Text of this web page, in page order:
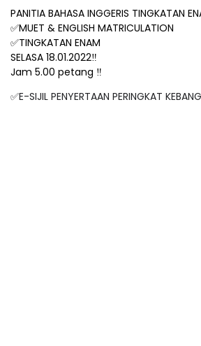
PANITIA BAHASA INGGERIS TINGKATAN
✅MUET & ENGLISH MATRICULATION
✅TINGKATAN ENAM
SELASA 18.01.2022‼️
Jam 5.00 petang ‼️
✅E-SIJIL PENYERTAAN PERINGKAT